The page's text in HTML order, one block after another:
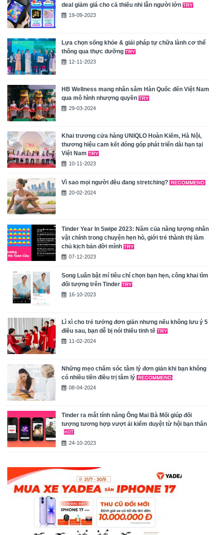
deal giảm giá cho cả thiếu nhi lẫn người lớn
19-09-2023
Lựa chọn sống khỏe & giải pháp tự chữa lành cơ thể
thông qua thực dưỡng
12-11-2023
HB Wellness mang nhân sâm Hàn Quốc đến Việt Nam
qua mô hình nhượng quyền
29-03-2024
Khai trương cửa hàng UNIQLO Hoàn Kiếm, Hà Nội,
thương hiệu cam kết đóng góp phát triển dài hạn tại
Việt Nam
10-11-2023
Vì sao mọi người đều đang stretching?
20-02-2024
Tinder Year In Swipe 2023: Năm của năng lượng nhân
vật chính trong chuyện hẹn hò, giới trẻ thành thị làm
chủ kịch bản đời mình
07-12-2023
Song Luân bật mí tiêu chí chọn bạn hẹn, công khai tìm
đối tượng trên Tinder
16-10-2023
Lì xì cho trẻ tưởng đơn giản nhưng nếu không lưu ý 5
điều sau, bạn dễ bị nói thiếu tinh tế
11-02-2024
Những mẹo chăm sóc tâm lý đơn giản khi bạn không
có nhiều tiền điều trị tâm lý
08-04-2024
Tinder ra mắt tính năng Ông Mai Bà Mối giúp đối
tượng tương hợp vượt ải kiểm duyệt từ hội bạn thân
24-10-2023